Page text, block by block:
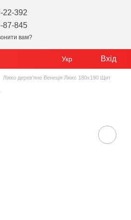
22-392
87-845
вам?
Укр Вхід
Ліжко дерев'яне Венеція Люкс 180х190 Щит